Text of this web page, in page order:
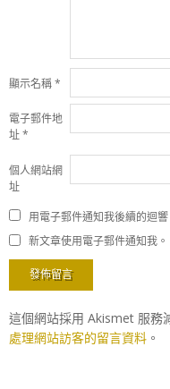
顯示名稱*
電子郵件地
址*
個人網站網
址
用電子郵件通知我後續的迴響
新文章使用電子郵件通知我。
這個網站採用 Akismet 服務
處理網站訪客的留言資料 。